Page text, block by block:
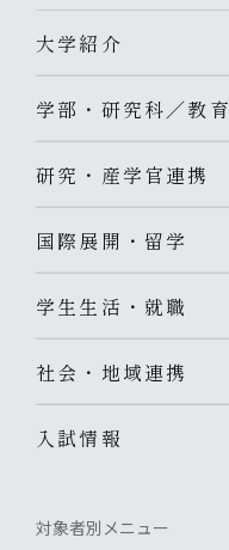
大学紹介
学部・研究科／教育
研究・産学官連携
国際展開・留学
学生生活・就職
社会・地域連携
入試情報
対象者別メニュー